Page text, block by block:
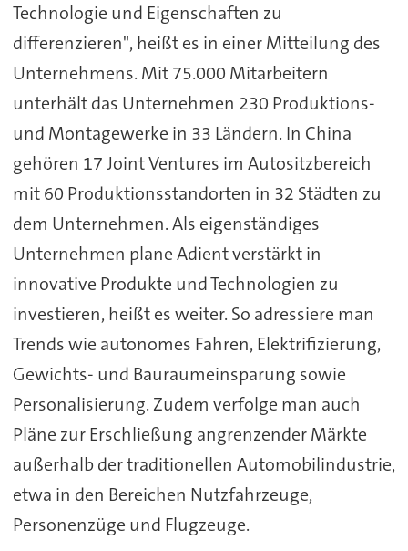
Technologie und Eigenschaften zu
differenzieren", heißt es in einer Mitteilung des
Unternehmens. Mit 75.000 Mitarbeitern
unterhält das Unternehmen 230 Produktions-
und Montagewerke in 33 Ländern. In China
gehören 17 Joint Ventures im Autositzbereich
mit 60 Produktionsstandorten in 32 Städten zu
dem Unternehmen. Als eigenständiges
Unternehmen plane Adient verstärkt in
innovative Produkte und Technologien zu
investieren, heißt es weiter. So adressiere man
Trends wie autonomes Fahren, Elektrifizierung,
Gewichts- und Bauraumeinsparung sowie
Personalisierung. Zudem verfolge man auch
Pläne zur Erschließung angrenzender Märkte
außerhalb der traditionellen Automobilindustrie,
etwa in den Bereichen Nutzfahrzeuge,
Personenzüge und Flugzeuge.